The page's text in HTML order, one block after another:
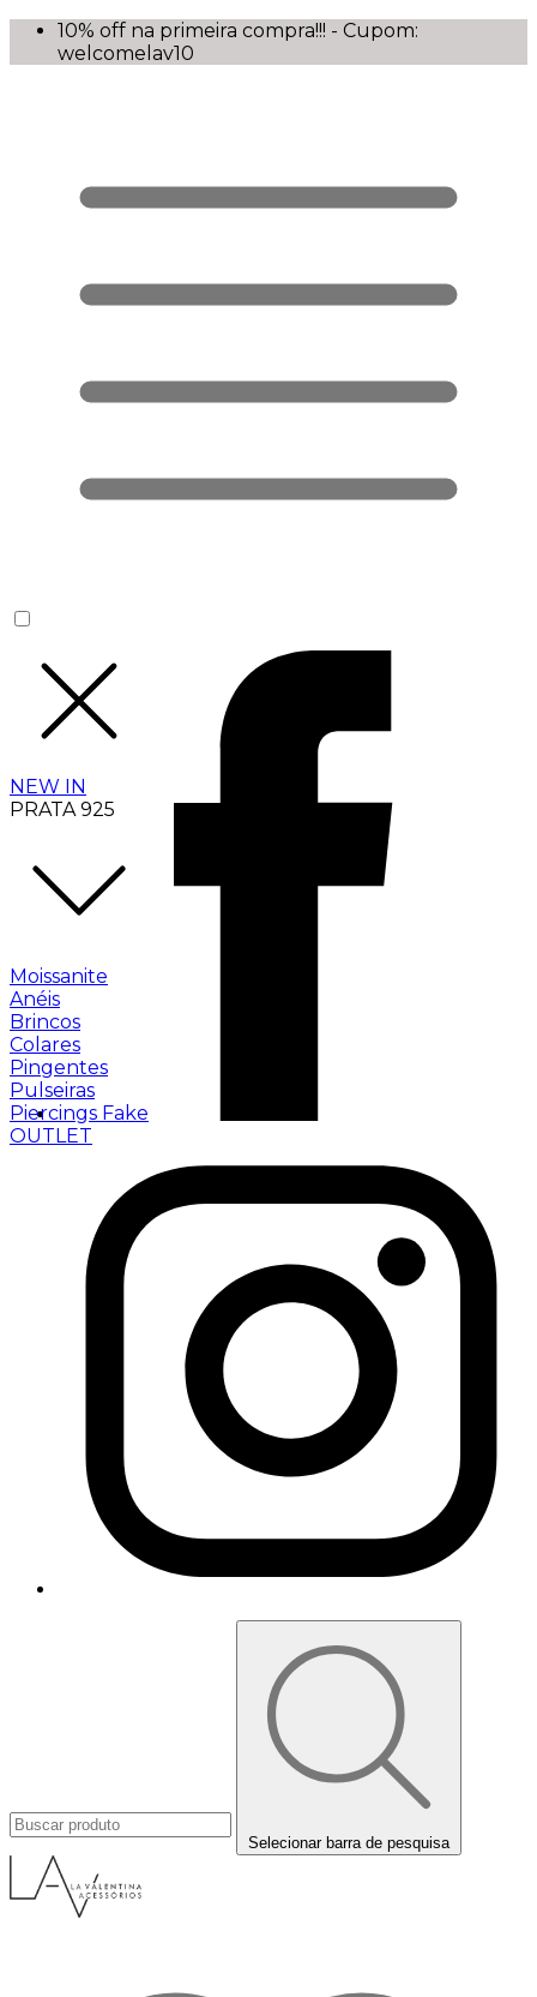
10% off na primeira compra!!! - Cupom:
welcomelav10
NEW IN
PRATA 925
Moissanite
Anéis
Brincos
Colares
Pingentes
Pulseiras
Piercings Fake
OUTLET
Selecionar barra de pesquisa